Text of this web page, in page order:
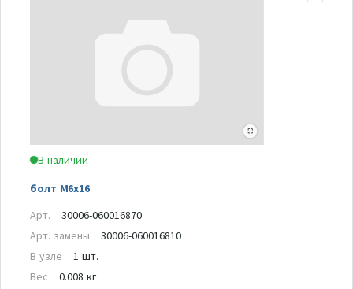
В наличии
болт M6x16
Арт.
30006-060016870
Арт. замены
30006-060016810
В узле
1 шт.
Вес
0.008 кг